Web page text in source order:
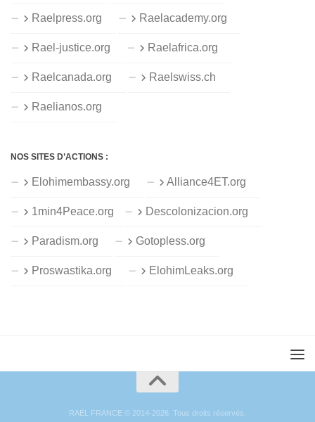
Raelpress.org Raelacademy.org
Rael-justice.org Raelafrica.org
Raelcanada.org Raelswiss.ch
Raelianos.org
NOS SITES D’ACTIONS :
Elohimembassy.org Alliance4ET.org
1min4Peace.org Descolonizacion.org
Paradism.org Gotopless.org
Proswastika.org ElohimLeaks.org
RAËL FRANCE © 2014-2026. Tous droits réservés.